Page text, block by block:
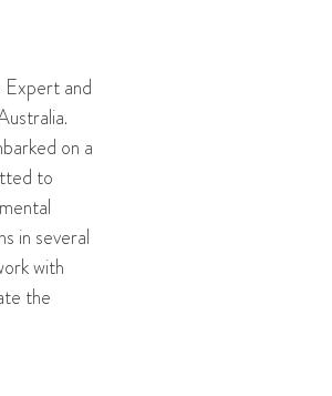
and
on a
to
in several
with
the